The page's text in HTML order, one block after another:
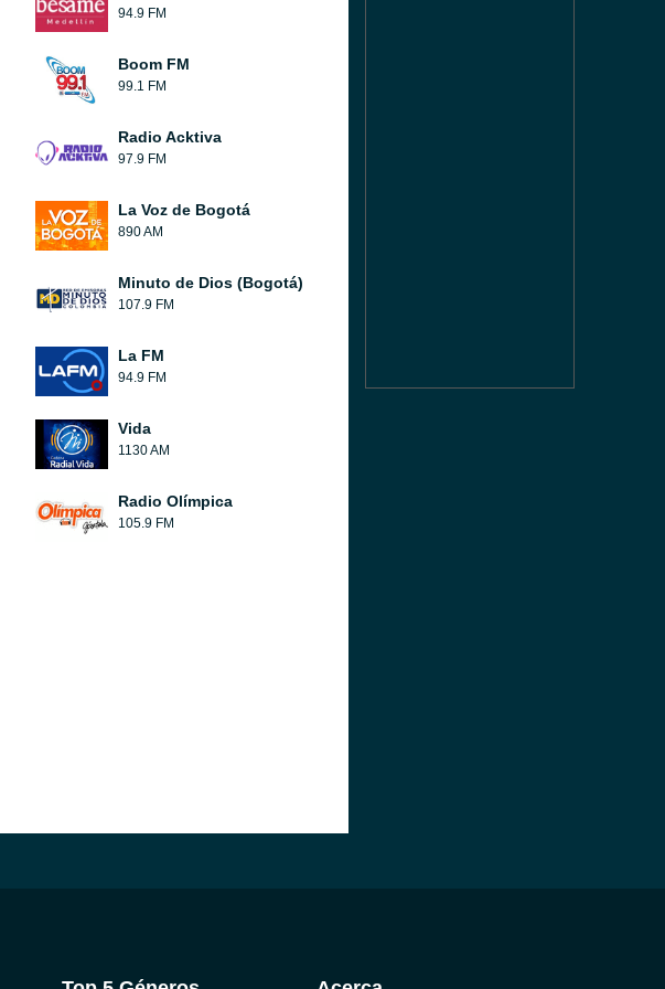
94.9 FM
Boom FM
99.1 FM
Radio Acktiva
97.9 FM
La Voz de Bogotá
890 AM
Minuto de Dios (Bogotá)
107.9 FM
La FM
94.9 FM
Vida
1130 AM
Radio Olímpica
105.9 FM